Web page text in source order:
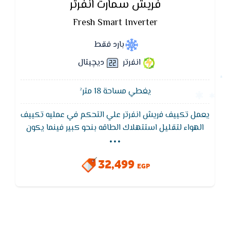
فريش سمارت انفرتر
Fresh Smart Inverter
بارد فقط
انفرتر
ديچيتال
يغطي مساحة 18 متر²
يعمل تكييف فريش انفرتر علي التحكم في عمليه تكييف
الهواء لتقليل استتهلاك الطاقه بنحو كبير فينما يكون
التكييف في وضع التشغيل فهو يقلل بشكل كبير في
استهلاك الكهرباء و ذالك يرجع الي عاكس الدوائر الذي
يعدل و يحافظ علي درجه حراره الغرفه عن طريق تحويل
...
32,499 EGP